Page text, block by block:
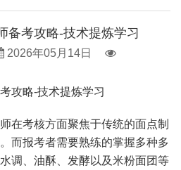
备考攻略-技术提炼学习
2026年05月14日
略-技术提炼学习
考核方面聚焦于传统的面点制
而报考者需要熟练的掌握多种多
调、油酥、发酵以及米粉面团等